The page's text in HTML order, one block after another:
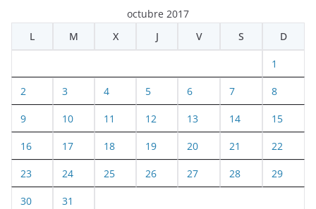
octubre 2017
L
M X J V S D
1
2 3 4 5 6 7 8
9 10 11 12 13 14 15
16 17 18 19 20 21 22
23 24 25 26 27 28 29
30 31